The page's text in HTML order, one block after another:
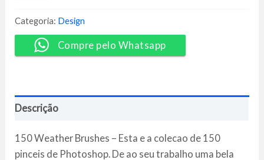
150
Weather
Photoshop
Brushes
Categoria: Design
Compre pelo Whatsapp
Descrição
150 Weather Brushes – Esta e a colecao de 150
pinceis de Photoshop. De ao seu trabalho uma bela